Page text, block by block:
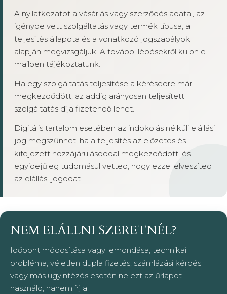
A nyilatkozatot a vásárlás vagy szerződés adatai, az
igénybe vett szolgáltatás vagy termék típusa, a
teljesítés állapota és a vonatkozó jogszabályok
alapján megvizsgáljuk. A további lépésekről külön e-
mailben tájékoztatunk.
Ha egy szolgáltatás teljesítése a kérésedre már
megkezdődött, az addig arányosan teljesített
szolgáltatás díja fizetendő lehet.
Digitális tartalom esetében az indokolás nélküli elállási
jog megszűnhet, ha a teljesítés az előzetes és
kifejezett hozzájárulásoddal megkezdődött, és
egyidejűleg tudomásul vetted, hogy ezzel elveszíted
az elállási jogodat.
NEM ELÁLLNI SZERETNÉL?
Időpont módosítása vagy lemondása, technikai
probléma, véletlen dupla fizetés, számlázási kérdés
vagy más ügyintézés esetén ne ezt az űrlapot
használd, hanem írj a